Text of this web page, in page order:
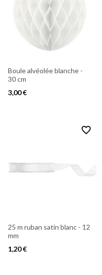
Boule alvéolée blanche -
30 cm
3,00 €
favorite_border
25 m ruban satin blanc - 12
mm
1,20 €